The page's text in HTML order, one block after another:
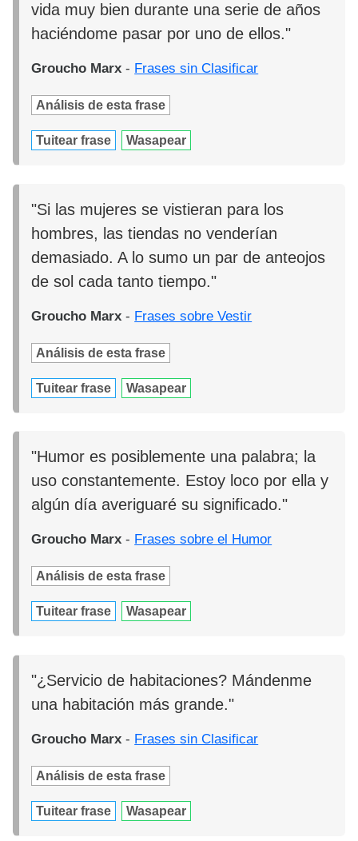
vida muy bien durante una serie de años
haciéndome pasar por uno de ellos."
Groucho Marx - Frases sin Clasificar
Análisis de esta frase
Tuitear frase Wasapear
"Si las mujeres se vistieran para los
hombres, las tiendas no venderían
demasiado. A lo sumo un par de anteojos
de sol cada tanto tiempo."
Groucho Marx - Frases sobre Vestir
Análisis de esta frase
Tuitear frase Wasapear
"Humor es posiblemente una palabra; la
uso constantemente. Estoy loco por ella y
algún día averiguaré su significado."
Groucho Marx - Frases sobre el Humor
Análisis de esta frase
Tuitear frase Wasapear
"¿Servicio de habitaciones? Mándenme
una habitación más grande."
Groucho Marx - Frases sin Clasificar
Análisis de esta frase
Tuitear frase Wasapear